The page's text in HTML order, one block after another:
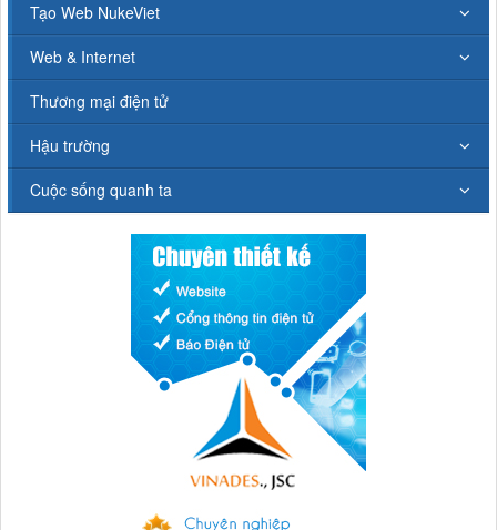
Tạo Web NukeViet
Web & Internet
Thương mại điện tử
Hậu trường
Cuộc sống quanh ta